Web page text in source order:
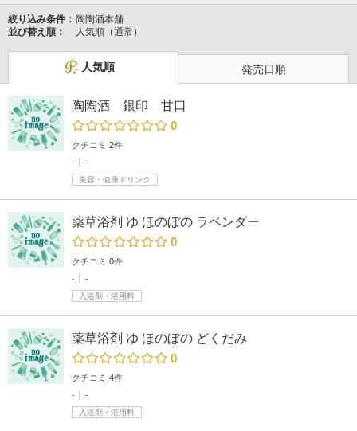
絞り込み条件： 陶陶酒本舗
並び替え順：
人気順（通常）
人気順 発売日順
陶陶酒 銀印 甘口
0
クチコミ 2件
-
-
美容・健康ドリンク
薬草浴剤 ゆ ほのぼの ラベンダー
0
クチコミ 0件
-
-
入浴剤・浴用料
薬草浴剤 ゆ ほのぼの どくだみ
0
クチコミ 4件
-
-
入浴剤・浴用料